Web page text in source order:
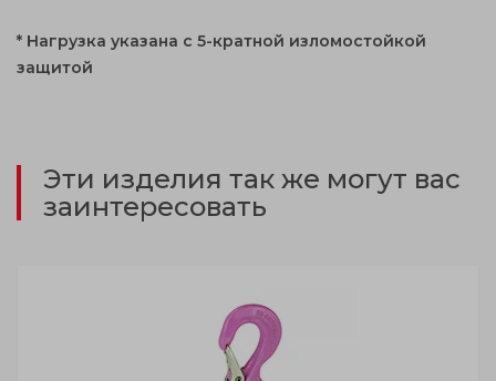
* Нагрузка указана с 5-кратной изломостойкой
защитой
Эти изделия так же могут вас
заинтересовать